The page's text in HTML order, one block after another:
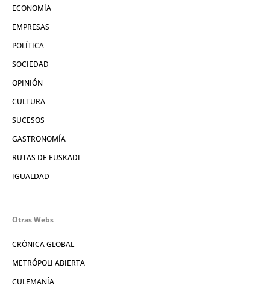
ECONOMÍA
EMPRESAS
POLÍTICA
SOCIEDAD
OPINIÓN
CULTURA
SUCESOS
GASTRONOMÍA
RUTAS DE EUSKADI
IGUALDAD
Otras Webs
CRÓNICA GLOBAL
METRÓPOLI ABIERTA
CULEMANÍA